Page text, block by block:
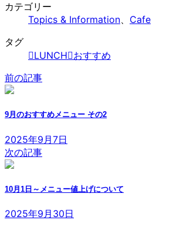
カテゴリー
Topics & Information、 Cafe
タグ
LUNCH おすすめ
前の記事
9月のおすすめメニュー その2
2025年9月7日
次の記事
10月1日～メニュー値上げについて
2025年9月30日